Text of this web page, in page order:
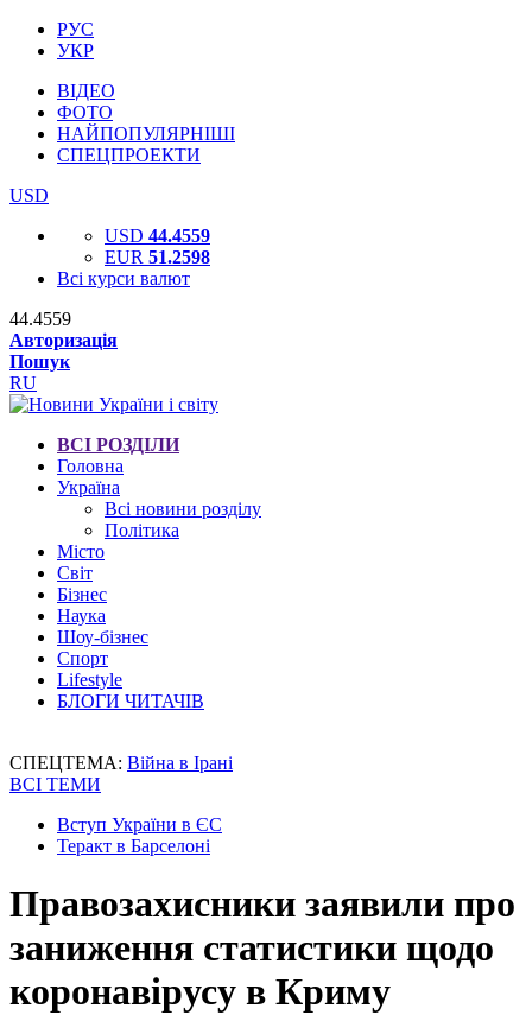
РУС
УКР
ВІДЕО
ФОТО
НАЙПОПУЛЯРНІШІ
СПЕЦПРОЕКТИ
USD
USD 44.4559
EUR 51.2598
Всі курси валют
44.4559
Авторизація
Пошук
RU
ВСІ РОЗДІЛИ
Головна
Україна
Всі новини розділу
Політика
Місто
Світ
Бізнес
Наука
Шоу-бізнес
Спорт
Lifestyle
БЛОГИ ЧИТАЧІВ
СПЕЦТЕМА: Війна в Ірані
ВСІ ТЕМИ
Вступ України в ЄС
Теракт в Барселоні
Правозахисники заявили про
заниження статистики щодо
коронавірусу в Криму